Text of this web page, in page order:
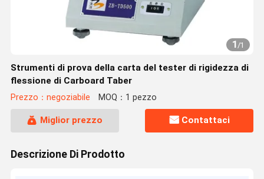
1/1
Strumenti di prova della carta del tester di rigidezza di
flessione di Carboard Taber
Prezzo：negoziabile MOQ：1 pezzo
Miglior prezzo Contattaci
Descrizione Di Prodotto